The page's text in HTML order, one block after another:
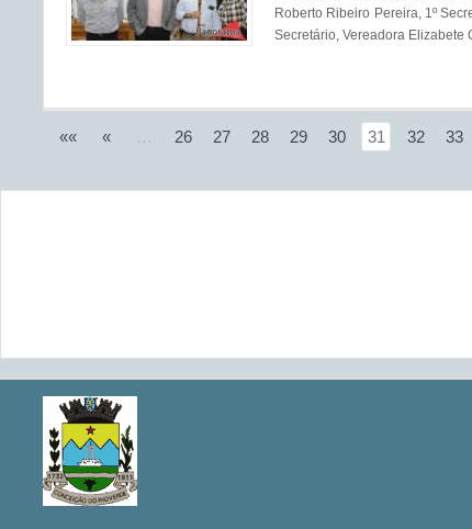
Roberto Ribeiro Pereira, 1º
Secretário, Vereadora Elizabete
«« « … 26 27 28 29 30 31 32 33